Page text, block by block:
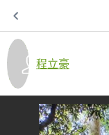
程立豪